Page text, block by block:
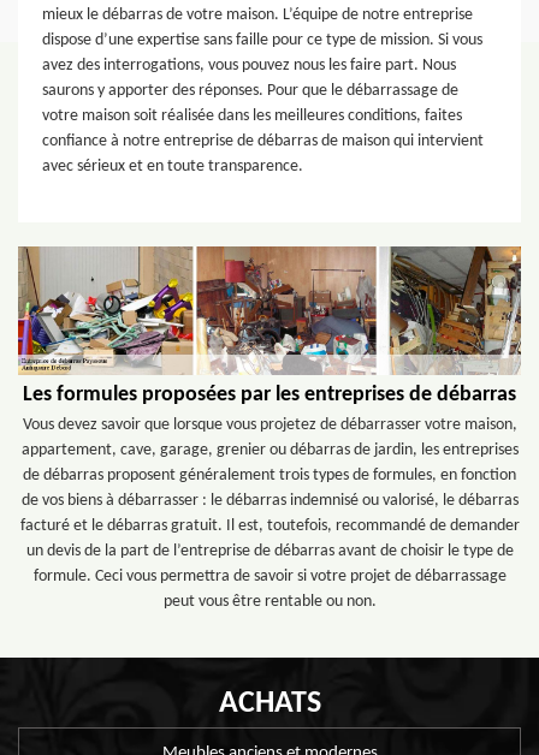
mieux le débarras de votre maison. L’équipe de notre entreprise
dispose d’une expertise sans faille pour ce type de mission. Si vous
avez des interrogations, vous pouvez nous les faire part. Nous
saurons y apporter des réponses. Pour que le débarrassage de
votre maison soit réalisée dans les meilleures conditions, faites
confiance à notre entreprise de débarras de maison qui intervient
avec sérieux et en toute transparence.
Les formules proposées par les entreprises de débarras
Vous devez savoir que lorsque vous projetez de débarrasser votre maison,
appartement, cave, garage, grenier ou débarras de jardin, les entreprises
de débarras proposent généralement trois types de formules, en fonction
de vos biens à débarrasser : le débarras indemnisé ou valorisé, le débarras
facturé et le débarras gratuit. Il est, toutefois, recommandé de demander
un devis de la part de l’entreprise de débarras avant de choisir le type de
formule. Ceci vous permettra de savoir si votre projet de débarrassage
peut vous être rentable ou non.
ACHATS